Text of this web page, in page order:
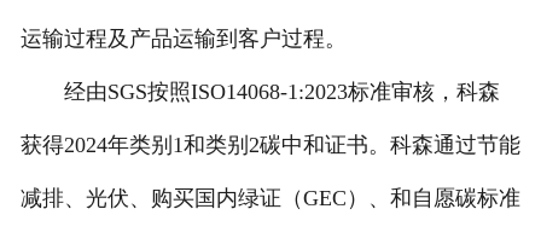
运输过程及产品运输到客户过程。
经由SGS按照ISO14068-1:2023标准审核，科森
获得2024年类别1和类别2碳中和证书。科森通过节能
减排、光伏、购买国内绿证（GEC）、和自愿碳标准